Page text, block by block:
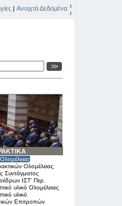
| Ανοιχτά Δεδομένα
Ολομέλειας
Συντάγματος
ΙΣΤ' Περ.
υλικό Ολομέλειας
υλικό
Επιτροπών